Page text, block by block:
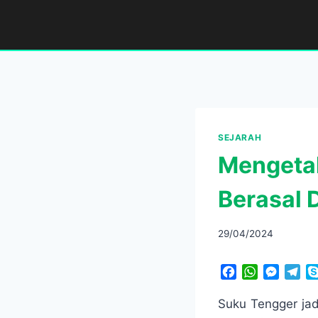
content
SEJARAH
Berasal
29/04/2024
c
W
a
M
s
l
Suku Tengger